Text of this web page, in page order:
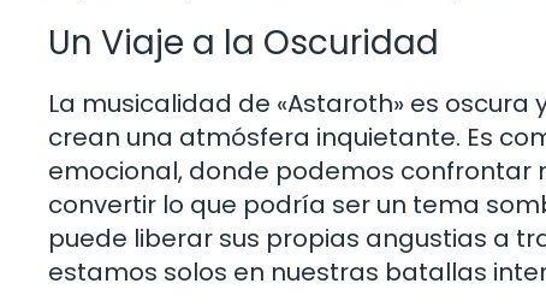
Un Viaje a la Oscuridad
La musicalidad de «Astaroth» es
crean una atmósfera inquietante. Es
emocional, donde podemos confrontar
convertir lo que podría ser un tema
puede liberar sus propias angustias a
estamos solos en nuestras batallas